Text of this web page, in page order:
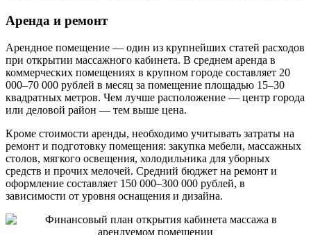
Аренда и ремонт
Арендное помещение — один из крупнейших статей расходов
при открытии массажного кабинета. В среднем аренда в
коммерческих помещениях в крупном городе составляет 20
000–70 000 рублей в месяц за помещение площадью 15–30
квадратных метров. Чем лучше расположение — центр города
или деловой район — тем выше цена.
Кроме стоимости аренды, необходимо учитывать затраты на
ремонт и подготовку помещения: закупка мебели, массажных
столов, мягкого освещения, холодильника для уборных
средств и прочих мелочей. Средний бюджет на ремонт и
оформление составляет 150 000–300 000 рублей, в
зависимости от уровня оснащения и дизайна.